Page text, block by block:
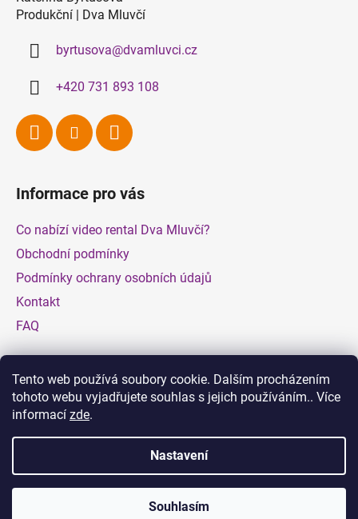
Tento web používá soubory cookie. Dalším procházením
tohoto webu vyjadřujete souhlas s jejich používáním.. Více
informací zde.
Nastavení
Souhlasím
Produkční | Dva Mluvčí
byrtusova@dvamluvci.cz
+420 731 893 108
Informace pro vás
Co nabízí video rental Dva Mluvčí?
Obchodní podmínky
Podmínky ochrany osobních údajů
Kontakt
FAQ
Facebook
Vytvořil Shoptet
Dva Mluvčí Rental